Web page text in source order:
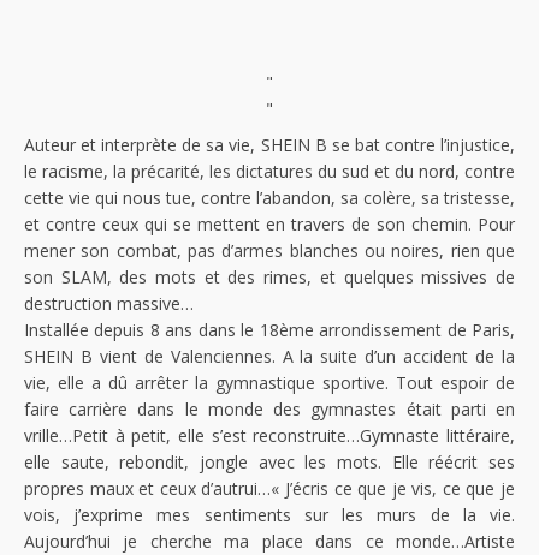
"
"
Auteur et interprète de sa vie, SHEIN B se bat contre l’injustice,
le racisme, la précarité, les dictatures du sud et du nord, contre
cette vie qui nous tue, contre l’abandon, sa colère, sa tristesse,
et contre ceux qui se mettent en travers de son chemin. Pour
mener son combat, pas d’armes blanches ou noires, rien que
son SLAM, des mots et des rimes, et quelques missives de
destruction massive…
Installée depuis 8 ans dans le 18ème arrondissement de Paris,
SHEIN B vient de Valenciennes. A la suite d’un accident de la
vie, elle a dû arrêter la gymnastique sportive. Tout espoir de
faire carrière dans le monde des gymnastes était parti en
vrille…Petit à petit, elle s’est reconstruite…Gymnaste littéraire,
elle saute, rebondit, jongle avec les mots. Elle réécrit ses
propres maux et ceux d’autrui…« J’écris ce que je vis, ce que je
vois, j’exprime mes sentiments sur les murs de la vie.
Aujourd’hui je cherche ma place dans ce monde…Artiste